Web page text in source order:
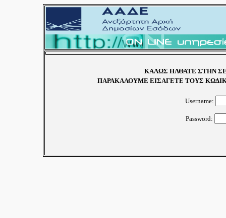
ΚΑΛΩΣ ΗΛΘΑΤΕ ΣΤΗΝ
ΠΑΡΑΚΑΛΟΥΜΕ ΕΙΣΑΓΕΤΕ ΤΟΥΣ
Username:
Password: